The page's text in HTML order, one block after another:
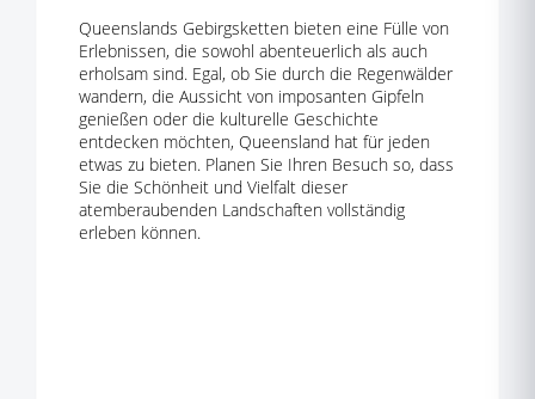
Queenslands Gebirgsketten bieten eine Fülle von
Erlebnissen, die sowohl abenteuerlich als auch
erholsam sind. Egal, ob Sie durch die Regenwälder
wandern, die Aussicht von imposanten Gipfeln
genießen oder die kulturelle Geschichte
entdecken möchten, Queensland hat für jeden
etwas zu bieten. Planen Sie Ihren Besuch so, dass
Sie die Schönheit und Vielfalt dieser
atemberaubenden Landschaften vollständig
erleben können.